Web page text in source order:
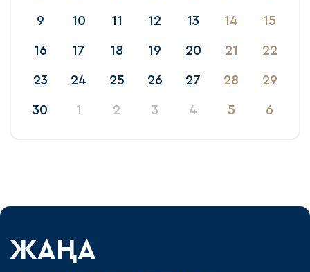
9 10 11 12 13 14 15
16 17 18 19 20 21 22
23 24 25 26 27 28 29
30 1 2 3 4 5 6
ЖАҢА